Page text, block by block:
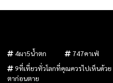
4ผา5น้ำตก
747คาเฟ่
9ที่เที่ยวทั่วโลกที่คุณควรไปเห็นด้วย
ตาก่อนตาย